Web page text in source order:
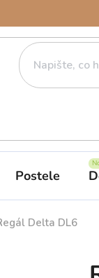
Postele
Delta DL6